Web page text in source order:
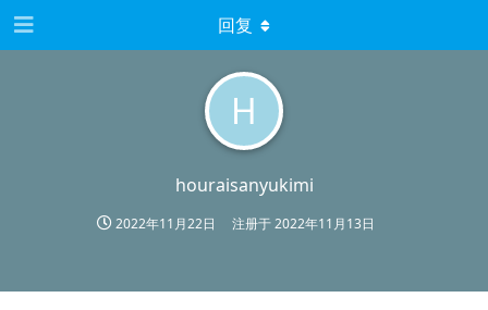
H
houraisanyukimi
2022年11月22日 注册于2022年11月13日
回复